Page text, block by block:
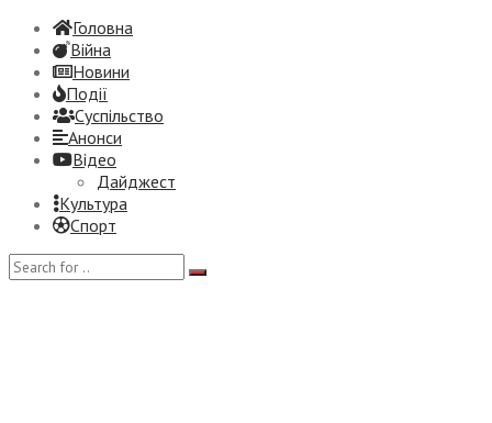
Головна
Війна
Новини
Події
Суспiльство
Анонси
Відео
Дайджест
Культура
Спорт